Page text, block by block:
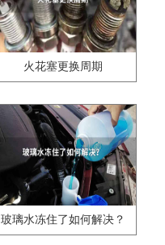
火花塞更换周期
玻璃水冻住了如何解决？